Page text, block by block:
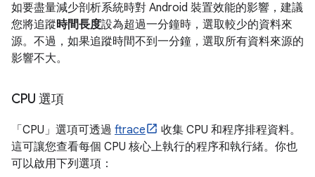
如要盡量減少剖析系統時對 Android 裝置效能的影響，建議
您將追蹤時間長度設為超過一分鐘時，選取較少的資料來
源。不過，如果追蹤時間不到一分鐘，選取所有資料來源的
影響不大。
CPU 選項
「CPU」 選項可透過 ftrace
收集 CPU 和程序排程資料。
這可讓您查看每個 CPU 核心上執行的程序和執行緒。你也
可以啟用下列選項：